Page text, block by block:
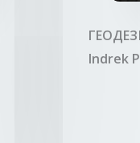
Indrek